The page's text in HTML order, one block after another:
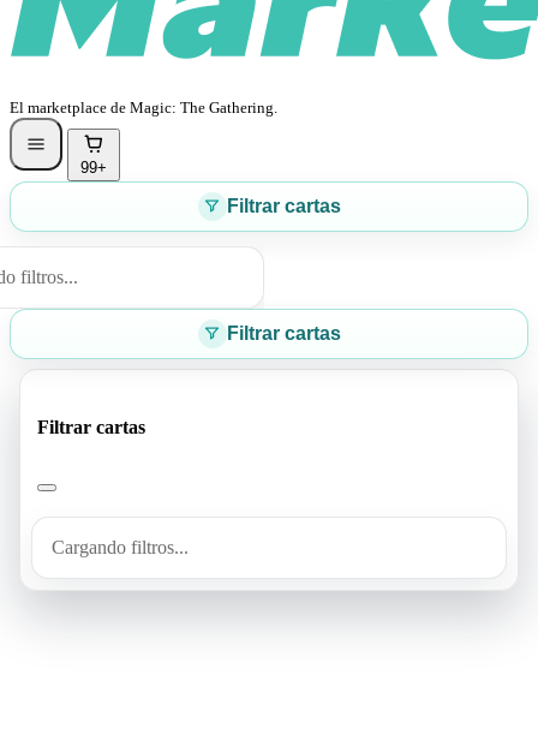
El marketplace de Magic: The Gathering.
99+
Filtrar cartas
filtros...
Filtrar cartas
Filtrar cartas
Cargando filtros...